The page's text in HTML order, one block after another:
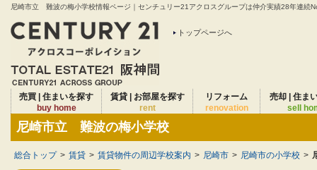
尼崎市立 難波の梅小学校情報ページ｜センチュリー21アクロスグループは仲介実績28年連続
トップページへ
売買 | 住まいを探す
buy home
賃貸 | お部屋を探す
rent
リフォーム
renovation
売却 | 住ま
sell
尼崎市立 難波の梅小学校
総合トップ > 賃貸 > 賃貸物件の周辺学校案内 > 尼崎市 > 尼崎市の小学校 >